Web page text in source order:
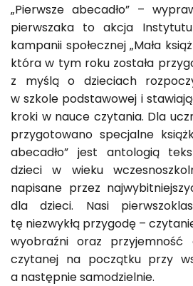
„Pierwsze abecadło” –
pierwszaka to akcja
kampanii społecznej „Mała
która w tym roku została
z myślą o dzieciach
w szkole podstawowej i
kroki w nauce czytania. Dla
przygotowano specjalne
abecadło” jest antologią
dzieci w wieku
napisane przez
dla dzieci. Nasi
tę niezwykłą przygodę –
wyobraźni oraz
czytanej na początku przy
a następnie samodzielnie.